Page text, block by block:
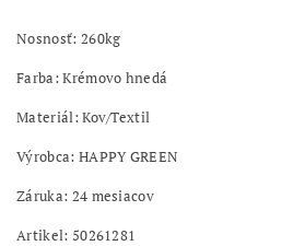
Nosnosť: 260kg
Farba: Krémovo hnedá
Materiál: Kov/Textil
Výrobca: HAPPY GREEN
Záruka: 24 mesiacov
Artikel: 50261281